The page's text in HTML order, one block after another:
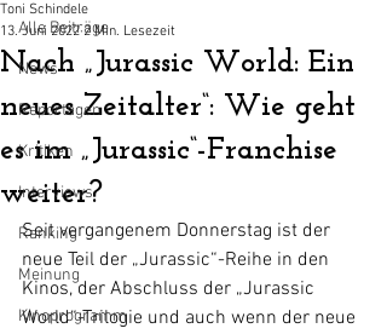
Alle Beiträge
News
Reportagen
Kritiken
Interviews
Ranking
Meinung
Kinoprogramm
Nach „Jurassic World: Ein
neues Zeitalter“: Wie geht
es im „Jurassic“-Franchise
weiter?
Toni Schindele
13. Juni 2022 2 Min. Lesezeit
Seit vergangenem Donnerstag ist der
neue Teil der „Jurassic“-Reihe in den
Kinos, der Abschluss der „Jurassic
World“-Trilogie und auch wenn der neue